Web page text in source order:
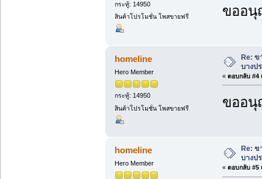
กระทู้: 14950
สินค้าโปรโมชั่น โพสขายฟรี
ขออนุ
homeline
Hero Member
กระทู้: 14950
สินค้าโปรโมชั่น โพสขายฟรี
Re: ข
บางป
« ตอบกลับ #4
ขออนุ
homeline
Hero Member
Re: ข
บางป
« ตอบกลับ #5